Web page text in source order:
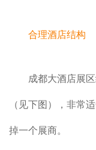
合理酒店结构
成都大酒店展
（见下图），非常
掉一个展商。